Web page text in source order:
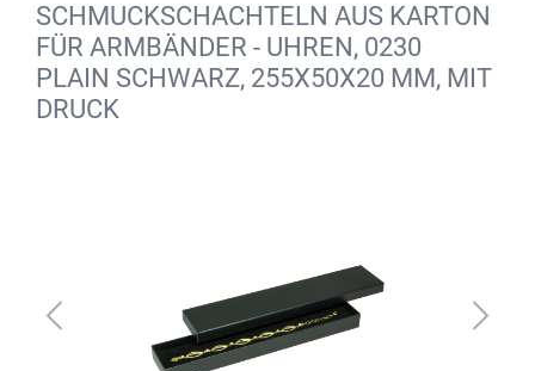
SCHMUCKSCHACHTELN AUS KARTON
FÜR ARMBÄNDER - UHREN, 0230
PLAIN SCHWARZ, 255X50X20 MM, MIT
DRUCK